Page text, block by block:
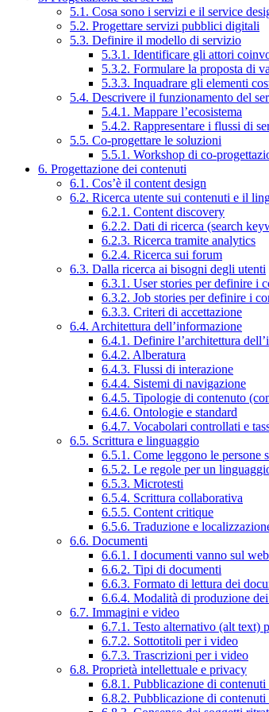
5.1. Cosa sono i servizi e il service
5.2. Progettare servizi pubblici digitali
5.3. Definire il modello di servizio
5.3.1. Identificare gli attori
5.3.2. Formulare la proposta di
5.3.3. Inquadrare gli elementi
5.4. Descrivere il funzionamento del
5.4.1. Mappare l’ecosistema
5.4.2. Rappresentare i flussi di
5.5. Co-progettare le soluzioni
5.5.1. Workshop di co-
6. Progettazione dei contenuti
6.1. Cos’è il content design
6.2. Ricerca utente sui contenuti e il
6.2.1. Content discovery
6.2.2. Dati di ricerca (search
6.2.3. Ricerca tramite analytics
6.2.4. Ricerca sui forum
6.3. Dalla ricerca ai bisogni degli utenti
6.3.1. User stories per definire i
6.3.2. Job stories per definire i
6.3.3. Criteri di accettazione
6.4. Architettura dell’informazione
6.4.1. Definire l’architettura
6.4.2. Alberatura
6.4.3. Flussi di interazione
6.4.4. Sistemi di navigazione
6.4.5. Tipologie di contenuto
6.4.6. Ontologie e standard
6.4.7. Vocabolari controllati e
6.5. Scrittura e linguaggio
6.5.1. Come leggono le persone
6.5.2. Le regole per un
6.5.3. Microtesti
6.5.4. Scrittura collaborativa
6.5.5. Content critique
6.5.6. Traduzione e
6.6. Documenti
6.6.1. I documenti vanno sul web
6.6.2. Tipi di documenti
6.6.3. Formato di lettura dei
6.6.4. Modalità di produzione
6.7. Immagini e video
6.7.1. Testo alternativo (alt text)
6.7.2. Sottotitoli per i video
6.7.3. Trascrizioni per i video
6.8. Proprietà intellettuale e privacy
6.8.1. Pubblicazione di
6.8.2. Pubblicazione di